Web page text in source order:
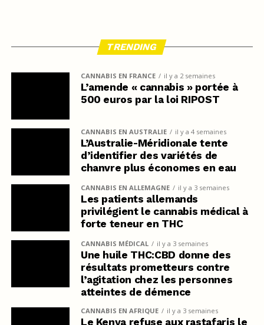
TRENDING
CANNABIS EN FRANCE il y a 2 semaines
L’amende « cannabis » portée à
500 euros par la loi RIPOST
CANNABIS EN AUSTRALIE il y a 4 semaines
L’Australie-Méridionale tente
d’identifier des variétés de
chanvre plus économes en eau
CANNABIS EN ALLEMAGNE il y a 3 semaines
Les patients allemands
privilégient le cannabis médical à
forte teneur en THC
CANNABIS MÉDICAL il y a 3 semaines
Une huile THC:CBD donne des
résultats prometteurs contre
l’agitation chez les personnes
atteintes de démence
CANNABIS EN AFRIQUE il y a 3 semaines
Le Kenya refuse aux rastafaris le